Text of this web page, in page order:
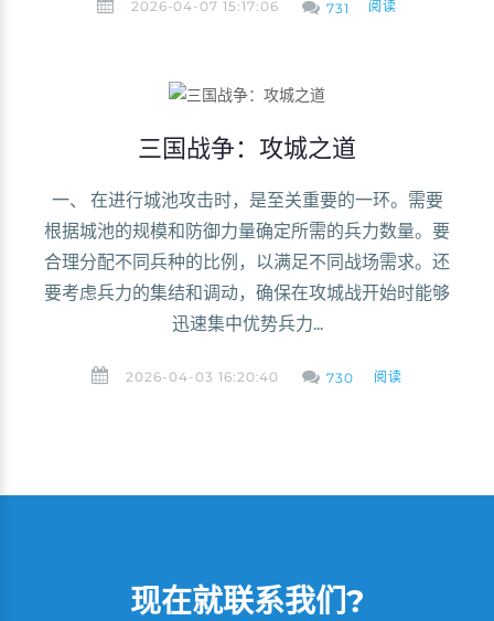
2026-04-07 15:17:06 731 阅读
三国战争：攻城之道
一、 在进行城池攻击时，是至关重要的一环。需要
根据城池的规模和防御力量确定所需的兵力数量。要
合理分配不同兵种的比例，以满足不同战场需求。还
要考虑兵力的集结和调动，确保在攻城战开始时能够
迅速集中优势兵力...
2026-04-03 16:20:40 730 阅读
现在就联系我们?